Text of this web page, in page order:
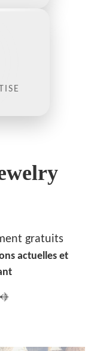
gratuits
actuelles et